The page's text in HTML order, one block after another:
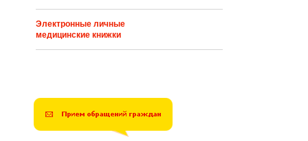
Электронные личные
медицинские книжки